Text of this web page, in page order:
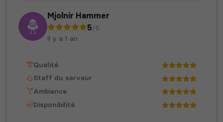
Mjolnir Hammer
5/5
il y a 1 an
Qualité
Staff du serveur
Ambiance
Disponibilité